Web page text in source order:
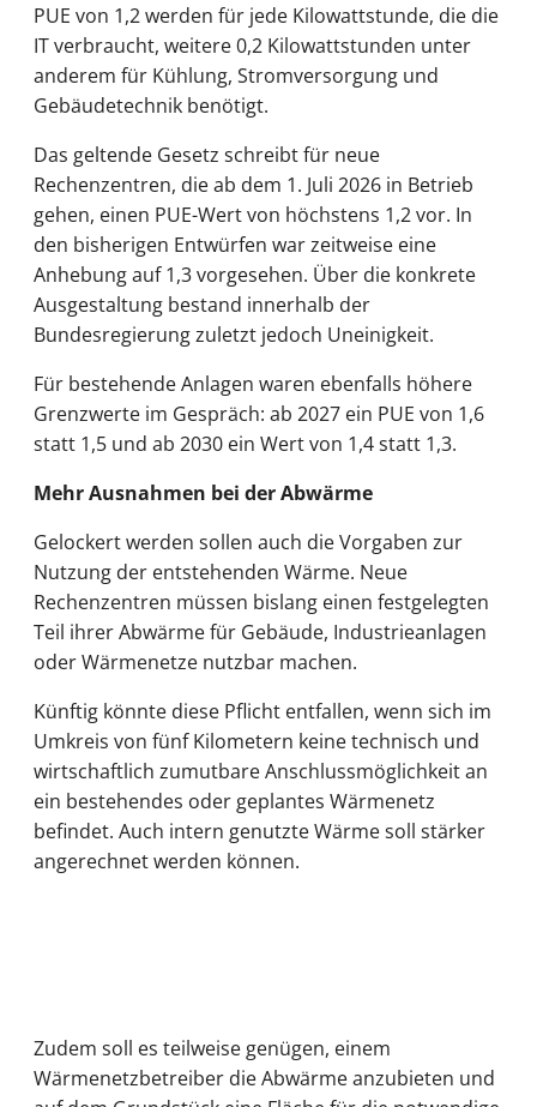
PUE von 1,2 werden für jede Kilowattstunde, die die
IT verbraucht, weitere 0,2 Kilowattstunden unter
anderem für Kühlung, Stromversorgung und
Gebäudetechnik benötigt.
Das geltende Gesetz schreibt für neue
Rechenzentren, die ab dem 1. Juli 2026 in Betrieb
gehen, einen PUE-Wert von höchstens 1,2 vor. In
den bisherigen Entwürfen war zeitweise eine
Anhebung auf 1,3 vorgesehen. Über die konkrete
Ausgestaltung bestand innerhalb der
Bundesregierung zuletzt jedoch Uneinigkeit.
Für bestehende Anlagen waren ebenfalls höhere
Grenzwerte im Gespräch: ab 2027 ein PUE von 1,6
statt 1,5 und ab 2030 ein Wert von 1,4 statt 1,3.
Mehr Ausnahmen bei der Abwärme
Gelockert werden sollen auch die Vorgaben zur
Nutzung der entstehenden Wärme. Neue
Rechenzentren müssen bislang einen festgelegten
Teil ihrer Abwärme für Gebäude, Industrieanlagen
oder Wärmenetze nutzbar machen.
Künftig könnte diese Pflicht entfallen, wenn sich im
Umkreis von fünf Kilometern keine technisch und
wirtschaftlich zumutbare Anschlussmöglichkeit an
ein bestehendes oder geplantes Wärmenetz
befindet. Auch intern genutzte Wärme soll stärker
angerechnet werden können.
Zudem soll es teilweise genügen, einem
Wärmenetzbetreiber die Abwärme anzubieten und